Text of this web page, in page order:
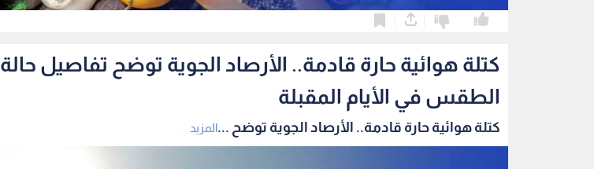
كتلة هوائية حارة قادمة.. الأرصاد الجوية توضح تفاصيل حالة
الطقس في الأيام المقبلة
كتلة هوائية حارة قادمة.. الأرصاد الجوية توضح ...المزيد